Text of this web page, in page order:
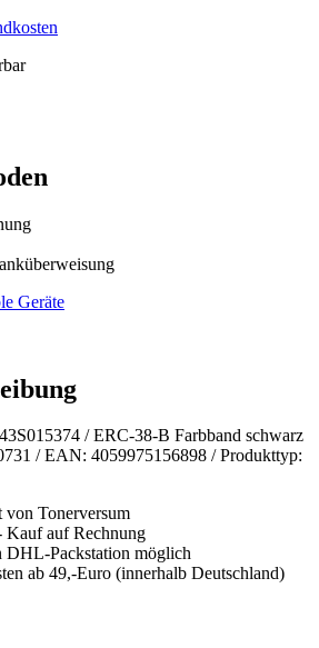
Geräte
/ ERC-38-B Farbband schwarz
/ EAN: 4059975156898 / Produkttyp:
von Tonerversum
Kauf auf Rechnung
DHL-Packstation möglich
ab 49,-Euro (innerhalb Deutschland)